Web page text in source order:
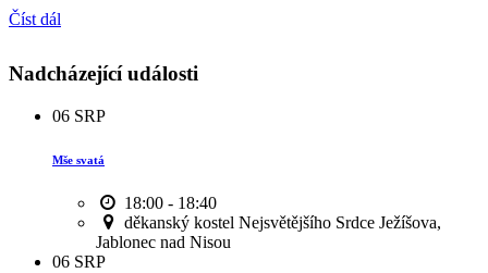
Číst dál
Nadcházející události
06 SRP
Mše svatá
18:00 - 18:40
děkanský kostel Nejsvětějšího Srdce Ježíšova,
Jablonec nad Nisou
06 SRP